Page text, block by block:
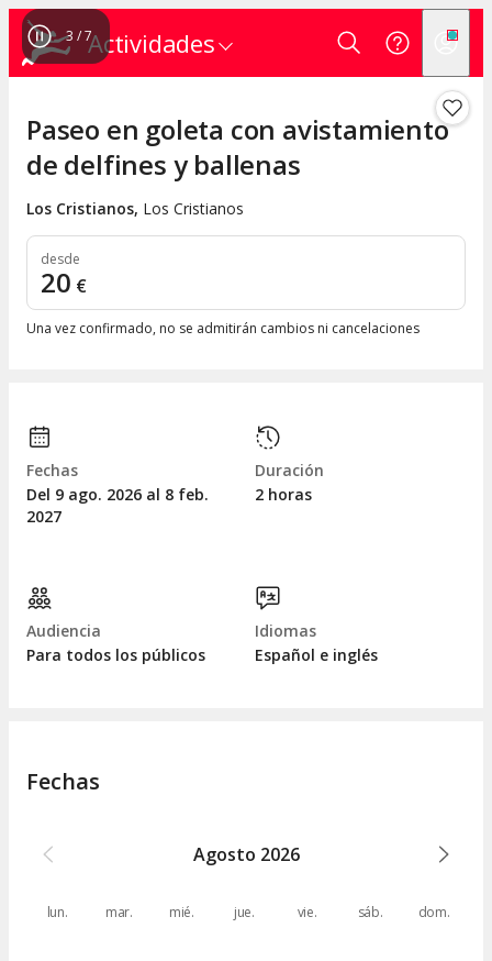
Actividades
3 /7
Paseo en goleta con avistamiento
de delfines y ballenas
Los Cristianos, Los Cristianos
desde
20 €
Una vez confirmado, no se admitirán cambios ni cancelaciones
Fechas
Del 9 ago. 2026 al 8 feb.
2027
Duración
2 horas
Audiencia
Para todos los públicos
Idiomas
Español e inglés
Fechas
Agosto 2026
lun. mar. mié. jue. vie. sáb. dom.